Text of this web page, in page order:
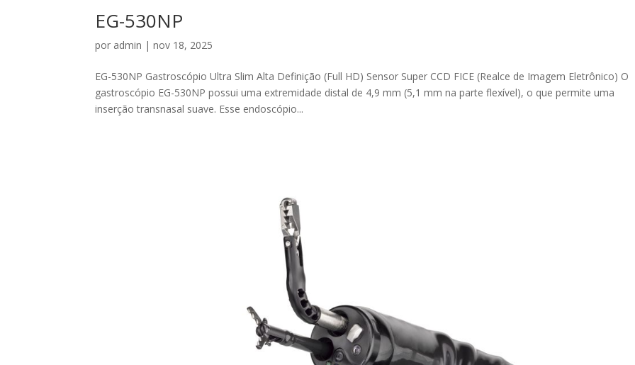
EG-530NP
por admin |nov 18, 2025
EG-530NP Gastroscópio Ultra Slim Alta Definição (Full HD) Sensor Super CCD FICE (Realce de Imagem Eletrônico) O
gastroscópio EG-530NP possui uma extremidade distal de 4,9 mm (5,1 mm na parte flexível), o que permite uma
inserção transnasal suave. Esse endoscópio...